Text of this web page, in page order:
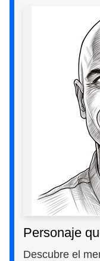
Personaje
Descubre el